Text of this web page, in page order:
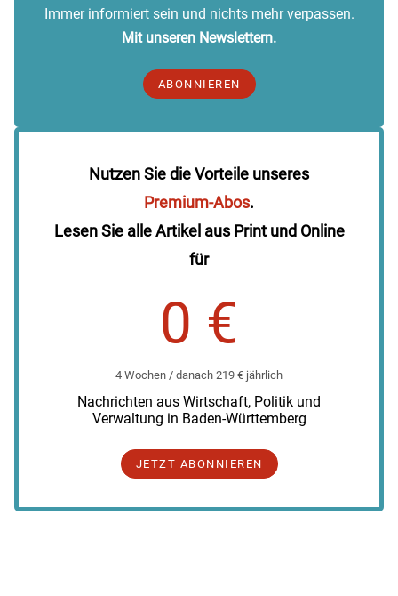
Immer informiert sein und nichts mehr verpassen.
Mit unseren Newslettern.
ABONNIEREN
Nutzen Sie die Vorteile unseres
Premium-Abos.
Lesen Sie alle Artikel aus Print und Online
für
0 €
4 Wochen / danach 219 € jährlich
Nachrichten aus Wirtschaft, Politik und
Verwaltung in Baden-Württemberg
JETZT ABONNIEREN